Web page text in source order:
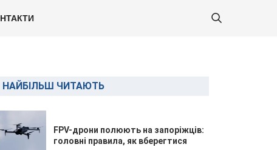
НАЙБІЛЬШ ЧИТАЮТЬ
FPV-дрони полюють на запоріжців:
головні правила, як вберегтися